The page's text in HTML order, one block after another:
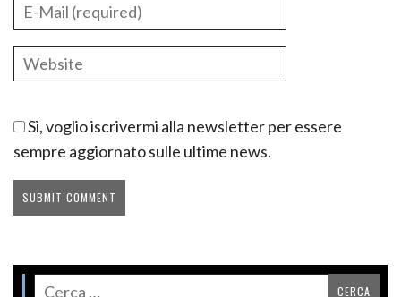
Sì, voglio iscrivermi alla newsletter per essere
sempre aggiornato sulle ultime news.